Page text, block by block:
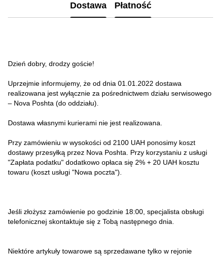
Dostawa Płatność
Dzień dobry, drodzy goście!
Uprzejmie informujemy, że od dnia 01.01.2022 dostawa
realizowana jest wyłącznie za pośrednictwem działu serwisowego
– Nova Poshta (do oddziału).
Dostawa własnymi kurierami nie jest realizowana.
Przy zamówieniu w wysokości od 2100 UAH ponosimy koszt
dostawy przesyłką przez Nova Poshta. Przy korzystaniu z usługi
"Zapłata podatku" dodatkowo opłaca się 2% + 20 UAH kosztu
towaru (koszt usługi "Nowa poczta").
Jeśli złożysz zamówienie po godzinie 18:00, specjalista obsługi
telefonicznej skontaktuje się z Tobą następnego dnia.
Niektóre artykuły towarowe są sprzedawane tylko w rejonie